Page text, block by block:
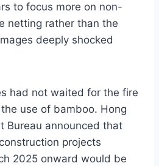
to focus more on non-
netting rather than the
deeply shocked
had not waited for the fire
use of bamboo. Hong
Bureau announced that
projects
2025 onward would be